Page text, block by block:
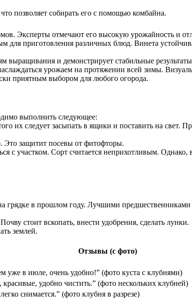
позволяет собирать его с помощью комбайна.
Эксперты отмечают его высокую урожайность и
для приготовления различных блюд. Винета
выращивания и демонстрирует стабильные
урожаем на протяжении всей зимы.
приятным выбором для любого огорода.
выполнить следующее:
их следует засыпать в ящики и поставить на свет.
Это защитит посевы от фитофторы.
с участком. Сорт считается неприхотливым. Однако,
грядке в прошлом году. Лучшими предшественниками
стоит вскопать, внести удобрения, сделать лунки.
землей.
Отзывы (с фото)
уже в июле, очень удобно!” (фото куста с клубнями)
удобно чистить.” (фото нескольких клубней)
снимается.” (фото клубня в разрезе)